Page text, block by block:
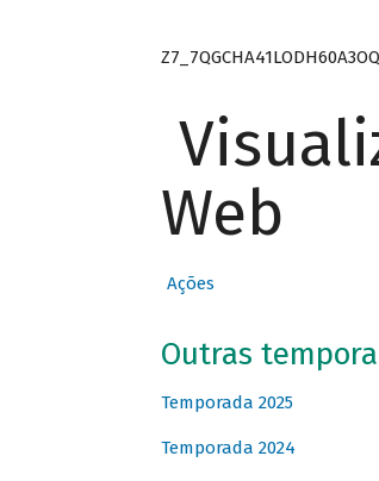
Web
Ações
Outras
Temporada 2025
Temporada 2024